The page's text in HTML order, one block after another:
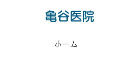
​亀谷医院
ホーム